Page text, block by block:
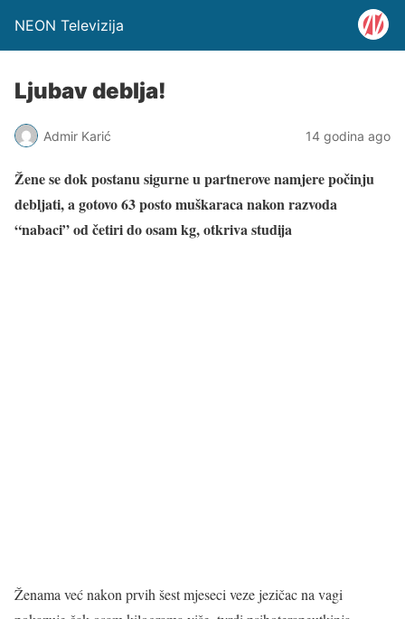
NEON Televizija
Ljubav deblja!
Admir Karić 14 godina ago
Žene se dok postanu sigurne u partnerove namjere počinju
debljati, a gotovo 63 posto muškaraca nakon razvoda
“nabaci” od četiri do osam kg, otkriva studija
Ženama već nakon prvih šest mjeseci veze jezičac na vagi